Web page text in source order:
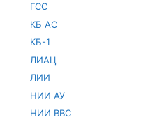
ГСС
КБ АС
КБ-1
ЛИАЦ
ЛИИ
НИИ АУ
НИИ ВВС